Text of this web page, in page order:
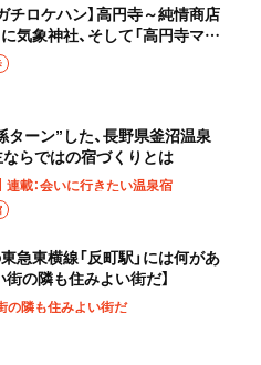
チロケハン】高円寺～純情商店
気象神社、そして「高円寺マシ
ターン”した、長野県釜沼温泉
ならではの宿づくりとは
連載：会いに行きたい温泉宿
急東横線「反町駅」には何があ
街の隣も住みよい街だ】
の隣も住みよい街だ